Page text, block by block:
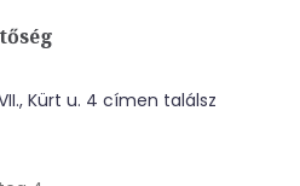
Kürt u. 4 címen találsz